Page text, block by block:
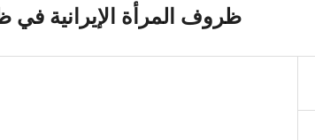
ظروف المرأة الإيرانية